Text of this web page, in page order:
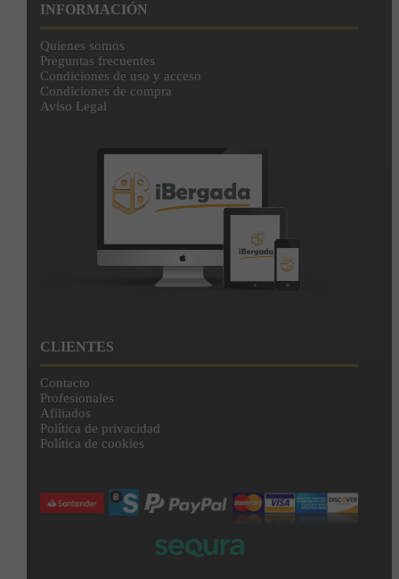
INFORMACIÓN
Quienes somos
Preguntas frecuentes
Condiciones de uso y acceso
Condiciones de compra
Aviso Legal
CLIENTES
Contacto
Profesionales
Afiliados
Política de privacidad
Política de cookies